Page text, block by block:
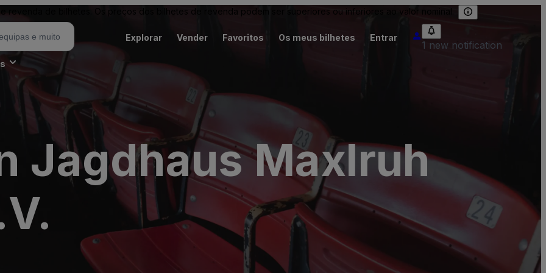
revenda de bilhetes. Os preços dos bilhetes de revenda podem ser superiores ou inferiores ao valor nominal.
Explorar Vender Favoritos Os meus bilhetes Entrar
1 new notification
Jagdhaus Maxlruh